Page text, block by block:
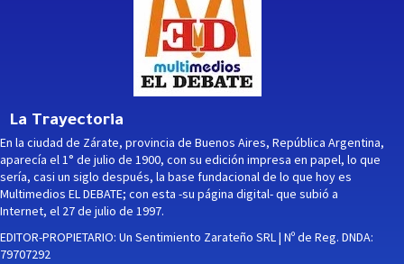
La Trayectoria
En la ciudad de Zárate, provincia de Buenos Aires, República Argentina,
aparecía el 1° de julio de 1900, con su edición impresa en papel, lo que
sería, casi un siglo después, la base fundacional de lo que hoy es
Multimedios EL DEBATE; con esta -su página digital- que subió a
Internet, el 27 de julio de 1997.
EDITOR-PROPIETARIO: Un Sentimiento Zarateño SRL | Nº de Reg. DNDA:
79707292